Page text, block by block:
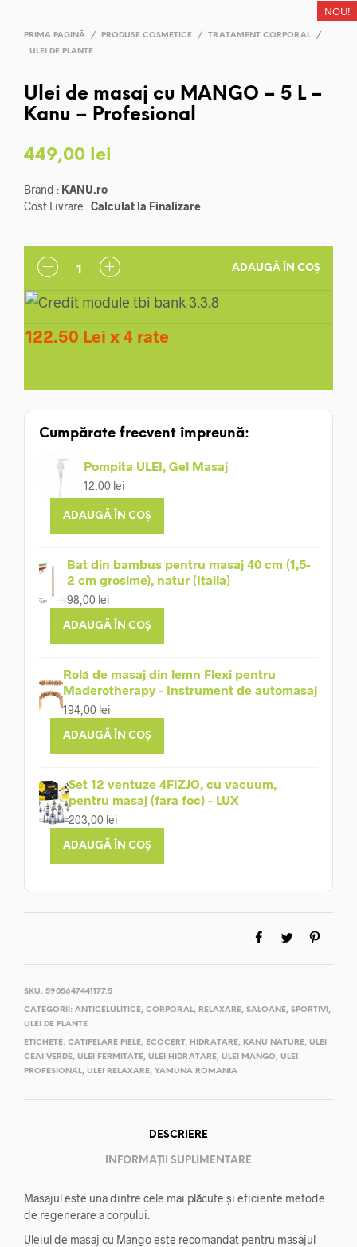
NOU!
PRIMA PAGINĂ / PRODUSE COSMETICE / TRATAMENT CORPORAL
/
ULEI DE PLANTE
Ulei de masaj cu MANGO – 5 L –
Kanu – Profesional
449,00 lei
Brand : KANU.ro
Cost Livrare :Calculat la Finalizare
ADAUGĂ ÎN COȘ
122.50 Lei x 4 rate
Cumpărate frecvent împreună:
Pompita ULEI, Gel Masaj
12,00 lei
ADAUGĂ ÎN COȘ
Bat din bambus pentru masaj 40 cm (1,5-
2 cm grosime), natur (Italia)
98,00 lei
ADAUGĂ ÎN COȘ
Rolă de masaj din lemn Flexi pentru
Maderotherapy - Instrument de automasaj
194,00 lei
ADAUGĂ ÎN COȘ
Set 12 ventuze 4FIZJO, cu vacuum,
pentru masaj (fara foc) - LUX
203,00 lei
ADAUGĂ ÎN COȘ
SKU: 5905647441177.5
CATEGORII: ANTICELULITICE, CORPORAL, RELAXARE, SALOANE, SPORTIVI ,
ULEI DE PLANTE
ETICHETE: CATIFELARE PIELE, ECOCERT, HIDRATARE, KANU NATURE, ULEI
CEAI VERDE, ULEI FERMITATE, ULEI HIDRATARE, ULEI MANGO, ULEI
PROFESIONAL, ULEI RELAXARE, YAMUNA ROMANIA
DESCRIERE
INFORMAȚII SUPLIMENTARE
Masajul este una dintre cele mai plăcute și eficiente metode
de regenerare a corpului.
Uleiul de masaj cu Mango este recomandat pentru masajul